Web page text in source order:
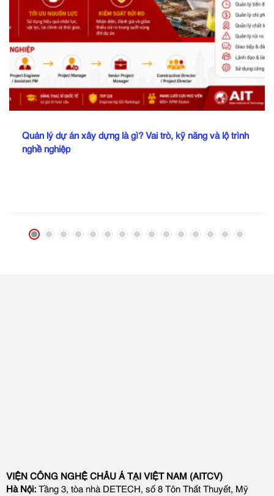
Quản lý dự án xây dựng là gì? Vai trò, kỹ năng và lộ trình
nghề nghiệp
VIỆN CÔNG NGHỆ CHÂU Á TẠI VIỆT NAM (AITCV)
Hà Nội: Tầng 3, tòa nhà DETECH, số 8 Tôn Thất Thuyết, Mỹ